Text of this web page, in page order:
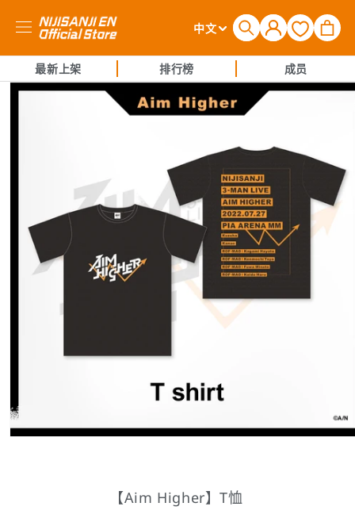
语
中文
登
录
物
最新上架
排行榜
成员
跳至产品
【Aim Higher】T恤